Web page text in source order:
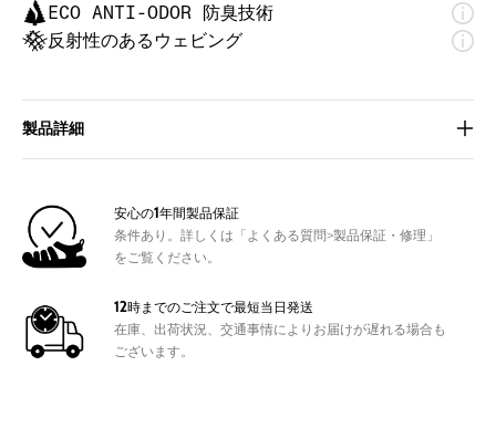
ECO ANTI-ODOR 防臭技術
反射性のあるウェビング
製品詳細
特徴
KEEN独自の防水透湿素材《KEEN.DRY》を採用し、高
踏み跡を残さず、高度な防滑性と耐摩耗性を発揮する
《KEEN.FUSION RUBBER》
ヒールキャプチャーシステムが、かかとを固定し、し
安心の1年間製品保証
条件あり。詳しくは「よくある質問>製品保証・修理」
をご覧ください。
12時までのご注文で最短当日発送
在庫、出荷状況、交通事情によりお届けが遅れる場合も
ございます。